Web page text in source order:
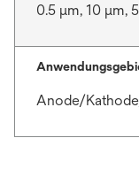
0.5 μm, 10 μm,
Anode/